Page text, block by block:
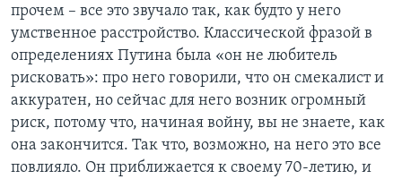
прочем – все это звучало так, как будто у него
умственное расстройство. Классической фразой в
определениях Путина была «он не любитель
рисковать»: про него говорили, что он смекалист и
аккуратен, но сейчас для него возник огромный
риск, потому что, начиная войну, вы не знаете, как
она закончится. Так что, возможно, на него это все
повлияло. Он приближается к своему 70-летию, и